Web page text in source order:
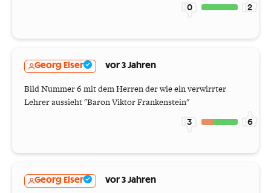
0 2
Georg Elser vor 3 Jahren
Bild Nummer 6 mit dem Herren der wie ein verwirrter
Lehrer aussieht "Baron Viktor Frankenstein"
3 6
Georg Elser vor 3 Jahren